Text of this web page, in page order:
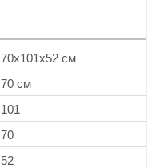
70x101x52 см
70 см
101
70
52